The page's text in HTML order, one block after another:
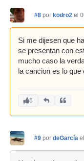
#8 por kodro2 el
Si me dijesen que
se presentan con
mucho caso la
la cancion es lo
5
#9 por deGarcía